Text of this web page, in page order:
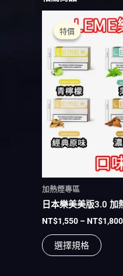
特價
特價
加熱煙專區
日本樂美美版3.0 加
NT$1,550 –NT$1,800
選擇規格
此
產
有
多
款
式。
可
產
品
面
擇
選